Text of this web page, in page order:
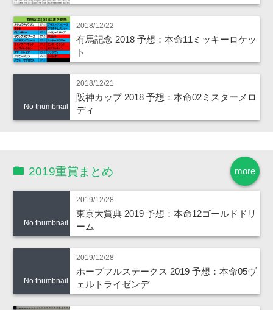
2018/12/22
有馬記念 2018 予想：本命11ミッキーロケッ
ト
No thumbnail
2018/12/21
阪神カップ 2018 予想：本命02ミスターメロ
ディ
more
2019重賞まとめ
No thumbnail
2019/12/28
東京大賞典 2019 予想：本命12ゴールドドリ
ーム
No thumbnail
2019/12/28
ホープフルステークス 2019 予想：本命05ヴ
ェルトライゼンデ